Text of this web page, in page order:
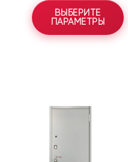
ВЫБЕРИТЕ
ПАРАМЕТРЫ
товар
имеет